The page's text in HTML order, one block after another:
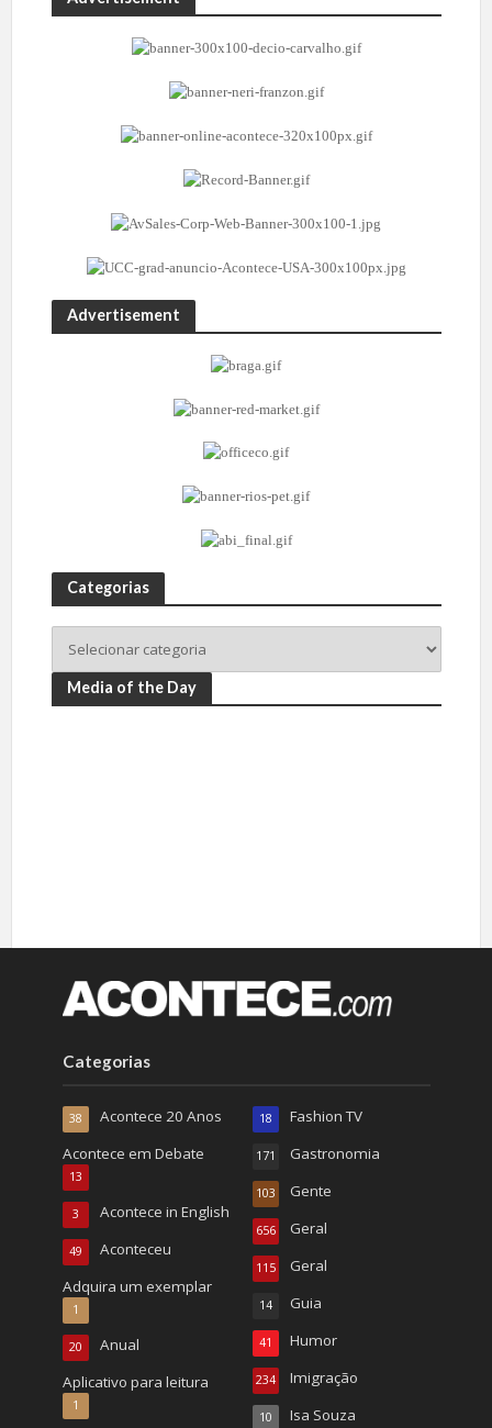
Advertisement
Categorias
Media of the Day
Categorias
Acontece 20 Anos
38
Acontece em Debate
13
Acontece in English
3
Aconteceu
49
Adquira um exemplar
1
Anual
20
Aplicativo para leitura
1
Fashion TV
18
Gastronomia
171
Gente
103
Geral
656
Geral
115
Guia
14
Humor
41
Imigração
234
Isa Souza
10